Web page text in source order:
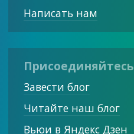
Написать нам
Присоединяйтесь
Завести блог
Читайте наш блог
Вьюи в Яндекс Дзен